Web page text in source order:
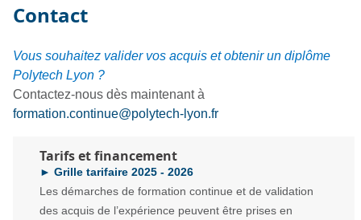
Contact
Vous souhaitez valider vos acquis et obtenir un diplôme
Polytech Lyon ?
Contactez-nous dès maintenant à
formation.continue@polytech-lyon.fr
Tarifs et financement
► Grille tarifaire 2025 - 2026
Les démarches de formation continue et de validation
des acquis de l’expérience peuvent être prises en